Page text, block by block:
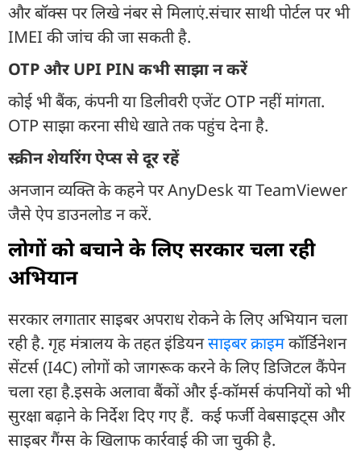
और बॉक्स पर लिखे नंबर से मिलाएं.संचार साथी पोर्टल पर भी
IMEI की जांच की जा सकती है.
OTP और UPI PIN कभी साझा न करें
कोई भी बैंक, कंपनी या डिलीवरी एजेंट OTP नहीं मांगता.
OTP साझा करना सीधे खाते तक पहुंच देना है.
स्क्रीन शेयरिंग ऐप्स से दूर रहें
अनजान व्यक्ति के कहने पर AnyDesk या TeamViewer
जैसे ऐप डाउनलोड न करें.
लोगों को बचाने के लिए सरकार चला रही
अभियान
सरकार लगातार साइबर अपराध रोकने के लिए अभियान चला
रही है. गृह मंत्रालय के तहत इंडियनसाइबर क्राइमकॉर्डिनेशन
सेंटर्स (I4C) लोगों को जागरूक करने के लिए डिजिटल कैंपेन
चला रहा है.इसके अलावा बैंकों और ई-कॉमर्स कंपनियों को भी
सुरक्षा बढ़ाने के निर्देश दिए गए हैं. कई फर्जी वेबसाइट्स और
साइबर गैंग्स के खिलाफ कार्रवाई की जा चुकी है.